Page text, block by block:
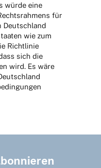
würde eine
für
Deutsch­land
wie zum
Richt­li­nie
sich die
wird. Es wäre